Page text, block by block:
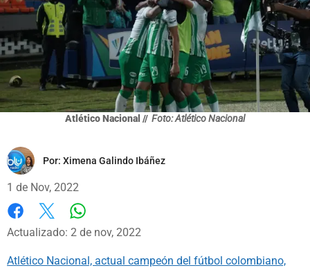
Atlético Nacional // Foto: Atlético Nacional
Por: Ximena Galindo Ibáñez
1 de Nov, 2022
Facebook
X
Actualizado: 2 de nov, 2022
Atlético Nacional, actual campeón del fútbol colombiano,